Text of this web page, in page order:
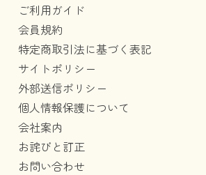
ご利用ガイド
会員規約
特定商取引法に基づく表記
サイトポリシー
外部送信ポリシー
個人情報保護について
会社案内
お詫びと訂正
お問い合わせ